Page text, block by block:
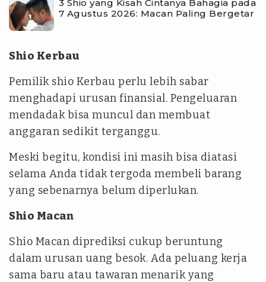
3 Shio yang Kisah Cintanya Bahagia pada
7 Agustus 2026: Macan Paling Bergetar
Shio Kerbau
Pemilik shio Kerbau perlu lebih sabar
menghadapi urusan finansial. Pengeluaran
mendadak bisa muncul dan membuat
anggaran sedikit terganggu.
Meski begitu, kondisi ini masih bisa diatasi
selama Anda tidak tergoda membeli barang
yang sebenarnya belum diperlukan.
Shio Macan
Shio Macan diprediksi cukup beruntung
dalam urusan uang besok. Ada peluang kerja
sama baru atau tawaran menarik yang